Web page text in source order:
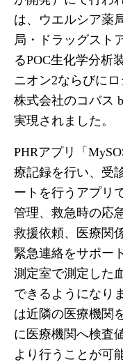
は、ウエルシア薬
局・ドラッグスト
るPOC生化学分析
ニオン2ならびに
株式会社のコバス
実現されました。
PHRアプリ「
療記録を行い、受
ートを行うアプリ
管理、救急時の応
救援依頼、医療関
緊急連絡をサポー
測定室で測定した
できるようになり
は近隣の医療機関
に医療機関へ検査
より行うことが可